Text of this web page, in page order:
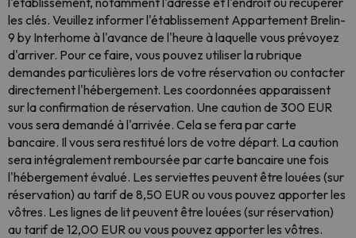
les clés. Veuillez informer l'établissement Appartement Brelin-
9 by Interhome à l'avance de l'heure à laquelle vous prévoyez
d'arriver. Pour ce faire, vous pouvez utiliser la rubrique
demandes particulières lors de votre réservation ou contacter
directement l'hébergement. Les coordonnées apparaissent
sur la confirmation de réservation. Une caution de 300 EUR
vous sera demandé à l'arrivée. Cela se fera par carte
bancaire. Il vous sera restitué lors de votre départ. La caution
sera intégralement remboursée par carte bancaire une fois
l'hébergement évalué. Les serviettes peuvent être louées (sur
réservation) au tarif de 8,50 EUR ou vous pouvez apporter les
vôtres. Les lignes de lit peuvent être louées (sur réservation)
au tarif de 12,00 EUR ou vous pouvez apporter les vôtres.